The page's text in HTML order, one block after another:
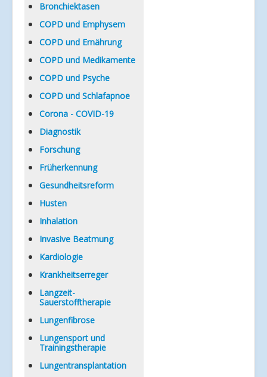
Bronchiektasen
COPD und Emphysem
COPD und Ernährung
COPD und Medikamente
COPD und Psyche
COPD und Schlafapnoe
Corona - COVID-19
Diagnostik
Forschung
Früherkennung
Gesundheitsreform
Husten
Inhalation
Invasive Beatmung
Kardiologie
Krankheitserreger
Langzeit-
Sauerstofftherapie
Lungenfibrose
Lungensport und
Trainingstherapie
Lungentransplantation